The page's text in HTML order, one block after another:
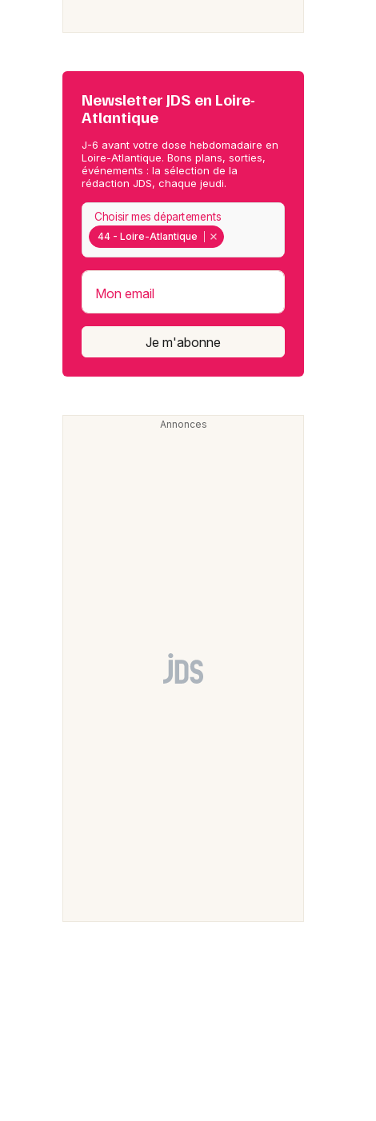
Newsletter JDS en Loire-
Atlantique
J-6 avant votre dose hebdomadaire en
Loire-Atlantique. Bons plans, sorties,
événements : la sélection de la
rédaction JDS, chaque jeudi.
44 - Loire-Atlantique
Choisir mes départements
Mon email
Je m'abonne